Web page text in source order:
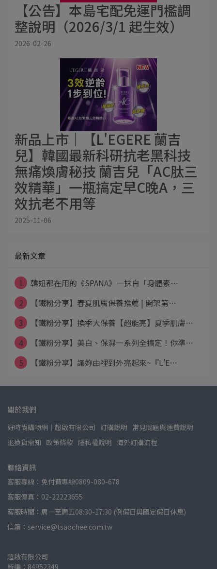
【公告】本島宅配免運門檻調
整說明（2026/3/1 起生效）
2026-02-26
新品上市│【L'EGERE 蘭吉
兒】韓國最新科研抗老黑科技
無痛煥膚秘技 蘭吉兒「AC肽三
效精華」一瓶搞定早C晚A，三
效抗老不用等
2025-11-06
最新文章
1
韓妞都在用的《SPANA》一抹白「身體素⋯
2
【鐵粉分享】春夏肌膚保養推薦 | 開架第⋯
3
【鐵粉分享】換季大保養【超能亮】夏季肌膚⋯
4
【鐵粉分享】美白、保濕一系列全搞定！你準⋯
5
【鐵粉分享】讓妳由裡到外亮起來~『L'E⋯
關於我們
好時尚購物網│超啟有限公司 訂購說明 常見問題與運費說明
退換貨需知 政策條款 隱私權說明 海外訂購流程
聯絡資訊
客服專線：免付費專線0809-080-678
客服傳真：02-22223655
客服時間：周一至周五08:30-17:30 (例假日與國定假日休息)
信箱：service@tsaochee.com.tw
超啟有限公司
統編：84952349